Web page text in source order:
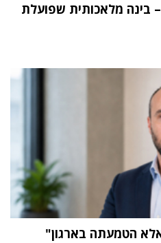
"העתיד הוא Physical AI – בינה מלאכותית שפועלת